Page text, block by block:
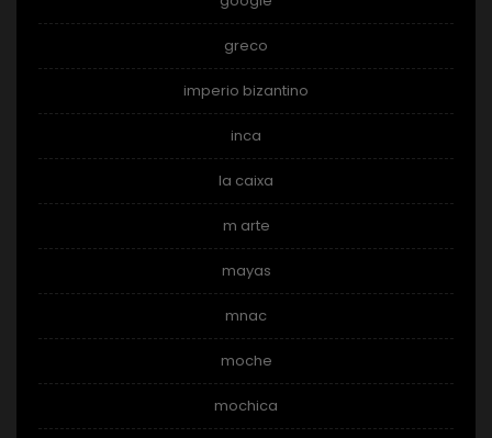
greco
imperio bizantino
inca
la caixa
m arte
mayas
mnac
moche
mochica